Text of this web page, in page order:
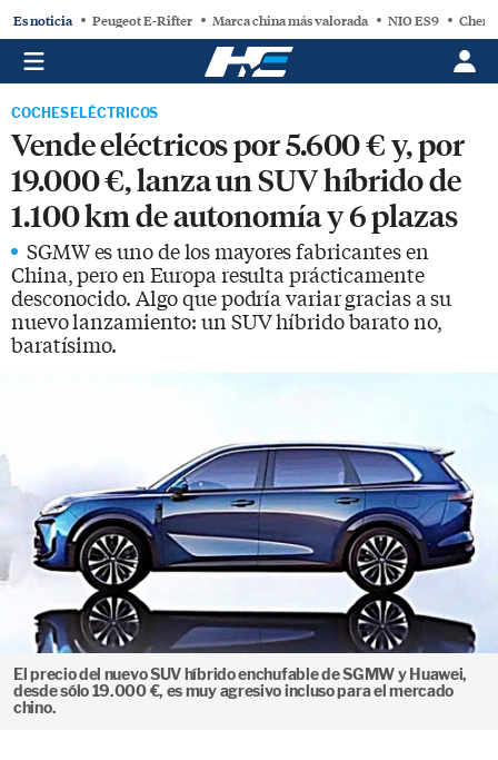
Es noticia Peugeot E-Rifter Marca china más valorada NIO ES9 Chery
COCHES ELÉCTRICOS
Vende eléctricos por 5.600 € y, por
19.000 €, lanza un SUV híbrido de
1.100 km de autonomía y 6 plazas
SGMW es uno de los mayores fabricantes en
China, pero en Europa resulta prácticamente
desconocido. Algo que podría variar gracias a su
nuevo lanzamiento: un SUV híbrido barato no,
baratísimo.
El precio del nuevo SUV híbrido enchufable de SGMW y Huawei,
desde sólo 19.000 €, es muy agresivo incluso para el mercado
chino.